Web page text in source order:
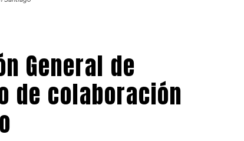
General de
de colaboración